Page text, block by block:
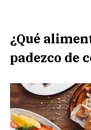
¿Qué
padezco de